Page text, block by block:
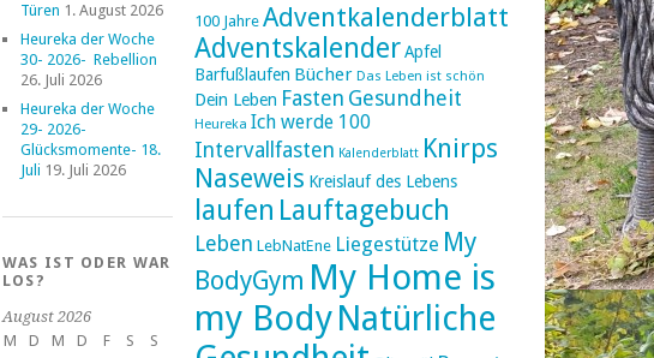
Türen 1. August 2026
Heureka der Woche
30- 2026- Rebellion
26. Juli 2026
Heureka der Woche
29- 2026-
Glücksmomente- 18.
Juli 19. Juli 2026
WAS IST ODER WAR
LOS?
August 2026
M
D M D F S
S
100 Jahre Adventkalenderblatt
AdventskalenderApfel
Barfußlaufen Bücher Das Leben ist schön
Dein Leben Fasten Gesundheit
Heureka Ich werde 100
Intervallfasten Kalenderblatt Knirps
Naseweis Kreislauf des Lebens
laufen Lauftagebuch
Leben LebNatEne Liegestütze My
BodyGym My Home is
my Body Natürliche